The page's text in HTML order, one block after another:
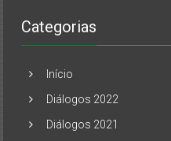
Categorias
Início
Diálogos 2022
Diálogos 2021